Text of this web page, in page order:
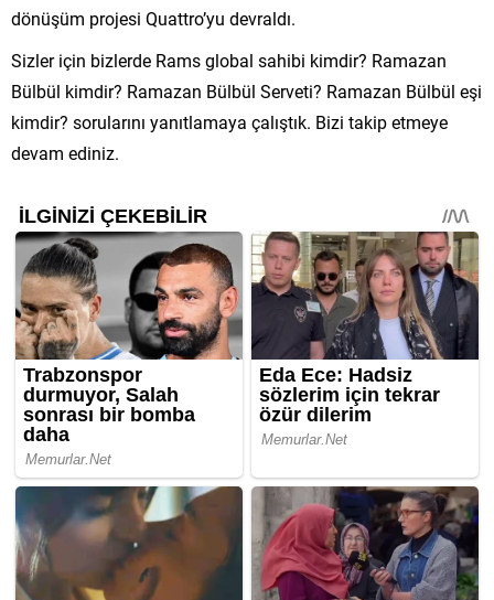
dönüşüm projesi Quattro’yu devraldı.
Sizler için bizlerde Rams global sahibi kimdir? Ramazan
Bülbül kimdir? Ramazan Bülbül Serveti? Ramazan Bülbül eşi
kimdir? sorularını yanıtlamaya çalıştık. Bizi takip etmeye
devam ediniz.